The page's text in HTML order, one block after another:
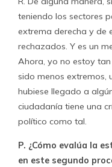
teniendo los sectores
extrema derecha y de
rechazados. Y es un
Ahora, yo no estoy
sido menos extremos,
hubiese llegado a
ciudadanía tiene una
político como tal.
P. ¿Cómo evalúa la
en este segundo